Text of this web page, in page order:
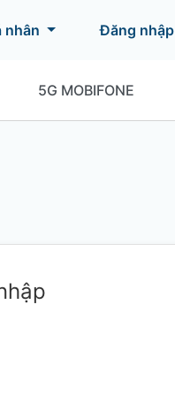
nhân Đăng nhập
5G MOBIFONE